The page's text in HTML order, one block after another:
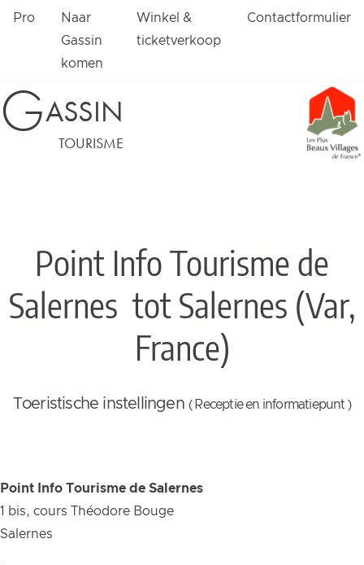
Pro
Naar
Gassin
komen
Winkel &
ticketverkoop
Contactformulier
GASSIN
TOURISME
Point Info Tourisme de
Salernes tot Salernes (Var,
France)
Toeristische instellingen ( Receptie en informatiepunt )
Point Info Tourisme de Salernes
1 bis, cours Théodore Bouge
Salernes